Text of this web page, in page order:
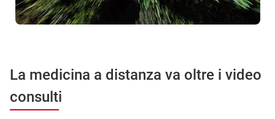
La medicina a distanza va oltre i video
consulti